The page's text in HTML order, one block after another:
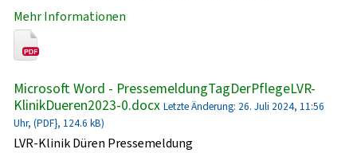
Mehr Informationen
Microsoft Word - PressemeldungTagDerPflegeLVR-
KlinikDueren2023-0.docx Letzte Änderung: 26. Juli 2024, 11:56
Uhr, (PDF}, 124.6 kB)
LVR-Klinik Düren Pressemeldung